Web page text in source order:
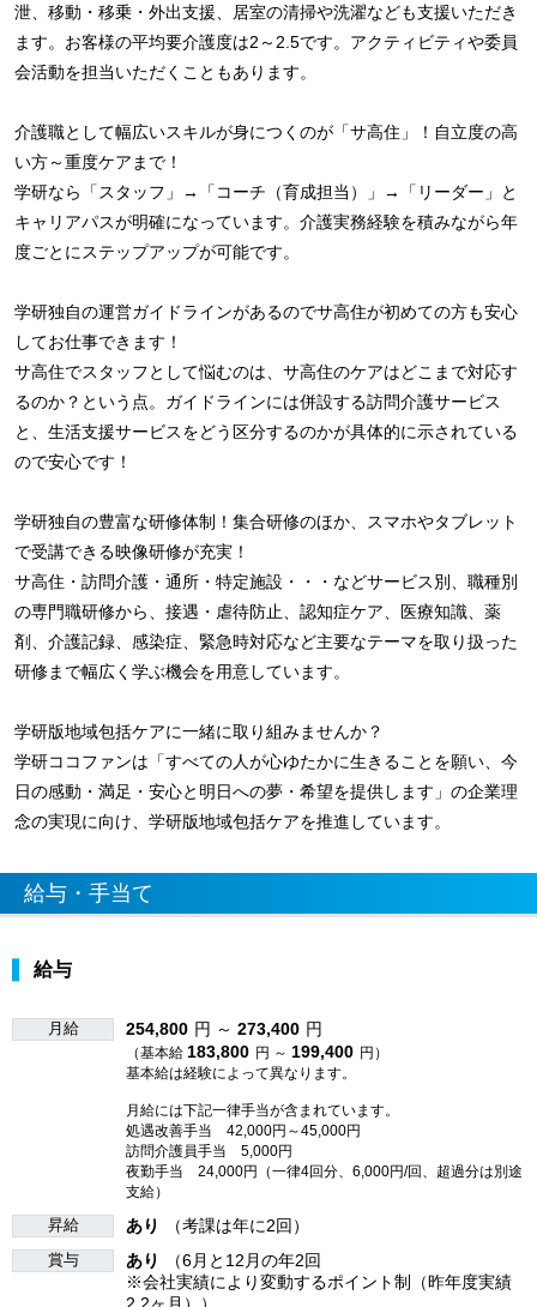
泄、移動・移乗・外出支援、居室の清掃や洗濯なども支援いただき
ます。お客様の平均要介護度は2～2.5です。アクティビティや委員
会活動を担当いただくこともあります。
介護職として幅広いスキルが身につくのが「サ高住」！自立度の高
い方～重度ケアまで！
学研なら「スタッフ」→「コーチ（育成担当）」→「リーダー」と
キャリアパスが明確になっています。介護実務経験を積みながら年
度ごとにステップアップが可能です。
学研独自の運営ガイドラインがあるのでサ高住が初めての方も安心
してお仕事できます！
サ高住でスタッフとして悩むのは、サ高住のケアはどこまで対応す
るのか？という点。ガイドラインには併設する訪問介護サービス
と、生活支援サービスをどう区分するのかが具体的に示されている
ので安心です！
学研独自の豊富な研修体制！集合研修のほか、スマホやタブレット
で受講できる映像研修が充実！
サ高住・訪問介護・通所・特定施設・・・などサービス別、職種別
の専門職研修から、接遇・虐待防止、認知症ケア、医療知識、薬
剤、介護記録、感染症、緊急時対応など主要なテーマを取り扱った
研修まで幅広く学ぶ機会を用意しています。
学研版地域包括ケアに一緒に取り組みませんか？
学研ココファンは「すべての人が心ゆたかに生きることを願い、今
日の感動・満足・安心と明日への夢・希望を提供します」の企業理
念の実現に向け、学研版地域包括ケアを推進しています。
給与・手当て
給与
月給 254,800 円 ～ 273,400 円
（基本給 183,800 円 ～ 199,400 円）
基本給は経験によって異なります。
月給には下記一律手当が含まれています。
処遇改善手当 42,000円～45,000円
訪問介護員手当 5,000円
夜勤手当 24,000円（一律4回分、6,000円/回、超過分は別途
支給）
昇給 あり （考課は年に2回）
賞与 あり
（6月と12月の年2回
※会社実績により変動するポイント制（昨年度実績
2.2ヶ月））